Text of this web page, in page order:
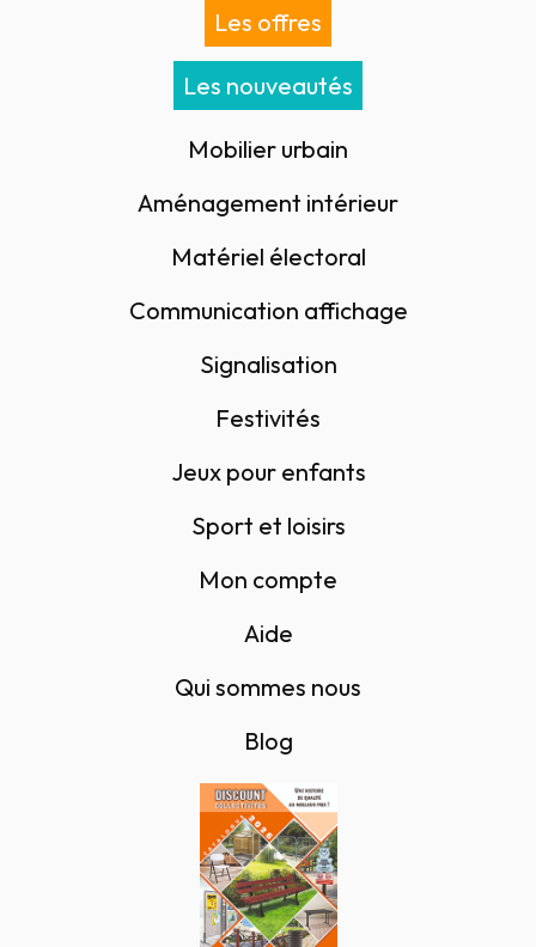
Les offres
Les nouveautés
Mobilier urbain
Aménagement intérieur
Matériel électoral
Communication affichage
Signalisation
Festivités
Jeux pour enfants
Sport et loisirs
Mon compte
Aide
Qui sommes nous
Blog